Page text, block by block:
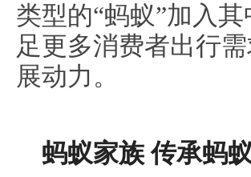
类型的“蚂蚁”加入
足更多消费者出行
展动力。
蚂蚁家族 传承蚂